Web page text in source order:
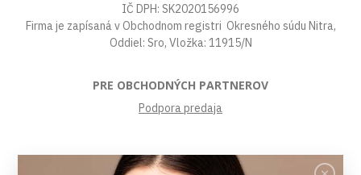
IČ DPH: SK2020156996
Firma je zapísaná v Obchodnom registri Okresného súdu Nitra,
Oddiel: Sro, Vložka: 11915/N
PRE OBCHODNÝCH PARTNEROV
Podpora predaja
VŠETKO O NÁKUPE